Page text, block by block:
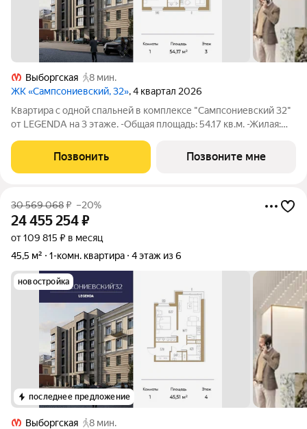
Выборгская
8 мин.
ЖК «Сампсониевский, 32», 4 квартал 2026
Квартира с одной спальней в комплексе "Сампсониевский 32"
от LEGENDA на 3 этаже. -Общая площадь: 54.17 кв.м. -Жилая:
-Высота потолков 2.7 м. Все окна выходят на одну сторону. В
квартире один
Позвонить Позвоните мне
30 569 068₽ –20%
24 455 254₽
от 109 815 ₽ в месяц
45,5 м²
1-комн. квартира 4 этаж из 6
новостройка
последнее предложение
Выборгская
8 мин.